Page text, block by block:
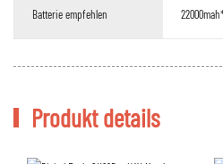
Batterie empfehlen
Produkt details